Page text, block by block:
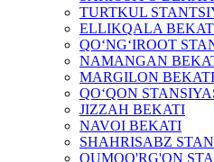
TURTKUL
ELLIKQALA
QO‘NG‘IROOT
NAMANGAN
MARGILON BEKATI
QO‘QON
JIZZAH BEKATI
NAVOI BEKATI
SHAHRISABZ
QUMQO'RG'ON